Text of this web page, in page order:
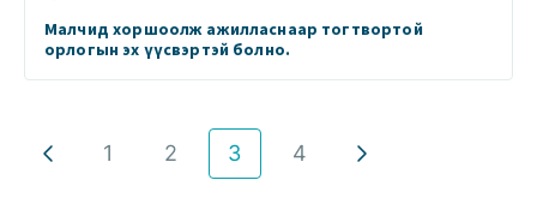
Малчид хоршоолж ажилласнаар тогтвортой
орлогын эх үүсвэртэй болно.
1 2 3 4